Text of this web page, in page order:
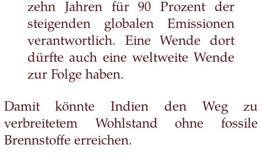
zehn Jahren für 90 Prozent der
steigenden globalen Emissionen
verantwortlich. Eine Wende dort
dürfte auch eine weltweite Wende
zur Folge haben.
Damit könnte Indien den Weg zu
verbreitetem Wohlstand ohne fossile
Brennstoffe erreichen.